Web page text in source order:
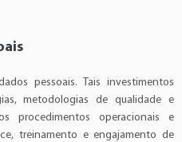
pessoais. Tais investimentos
metodologias de qualidade e
procedimentos operacionais e
treinamento e engajamento de